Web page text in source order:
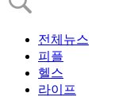
전체뉴스
피플
헬스
라이프